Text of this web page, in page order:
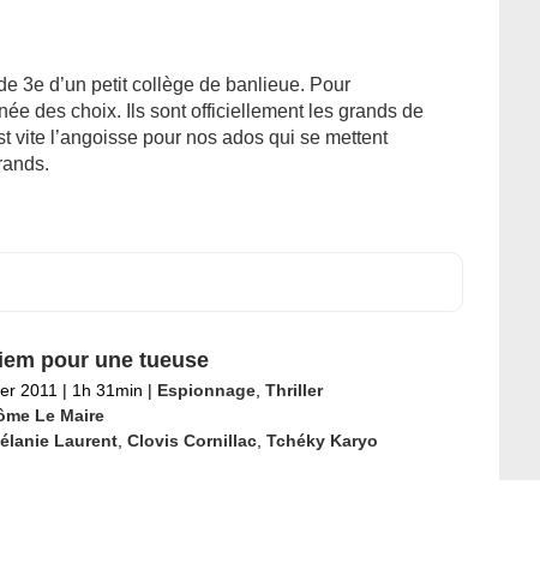
3e d’un petit collège de banlieue. Pour
des choix. Ils sont officiellement les grands de
vite l’angoisse pour nos ados qui se mettent
pour une tueuse
2011 | 1h 31min | Espionnage, Thriller
Le Maire
Laurent, Clovis Cornillac, Tchéky Karyo